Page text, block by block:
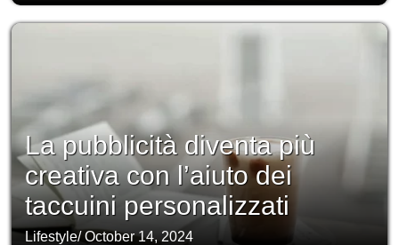
La pubblicità diventa più
creativa con l’aiuto dei
taccuini personalizzati
Lifestyle/October 14, 2024